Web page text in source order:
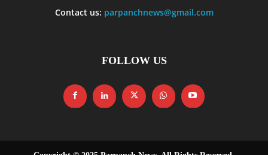
Contact us: parpanchnews@gmail.com
FOLLOW US